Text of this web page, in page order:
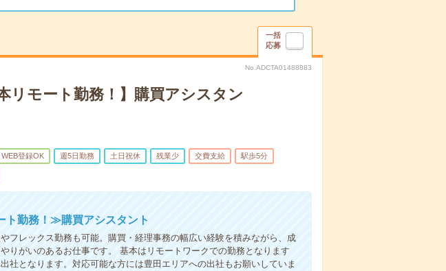
一括
応募
No.ADCTA01488883
リモート勤務！】購買アシスタン
WEB登録OK 週5日勤務 土日祝休 残業少 交費支給 駅歩5分
勤務！≫購買アシスタント
フレックス勤務も可能。購買・経理事務の幅広い経験を積みながら、成
りがいのあるお仕事です。 基本はリモートワークでの勤務となります
社となります。対応可能な方には豊田エリアへの出社もお願いしていま